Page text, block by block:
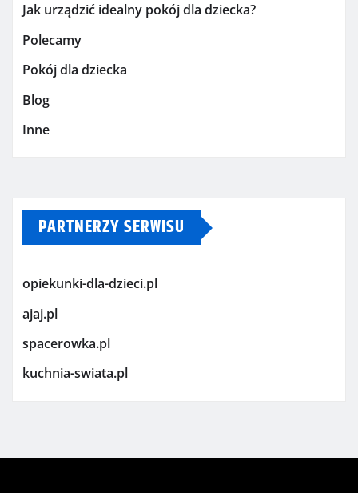
Jak urządzić idealny pokój dla dziecka?
Polecamy
Pokój dla dziecka
Blog
Inne
PARTNERZY SERWISU
opiekunki-dla-dzieci.pl
ajaj.pl
spacerowka.pl
kuchnia-swiata.pl